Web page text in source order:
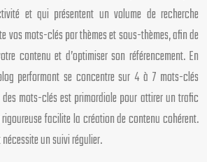
et qui présentent un volume de recherche
vos mots-clés par thèmes et sous-thèmes, afin de
contenu et d’optimiser son référencement. En
performant se concentre sur 4 à 7 mots-clés
mots-clés est primordiale pour attirer un trafic
facilite la création de contenu cohérent.
un suivi régulier.